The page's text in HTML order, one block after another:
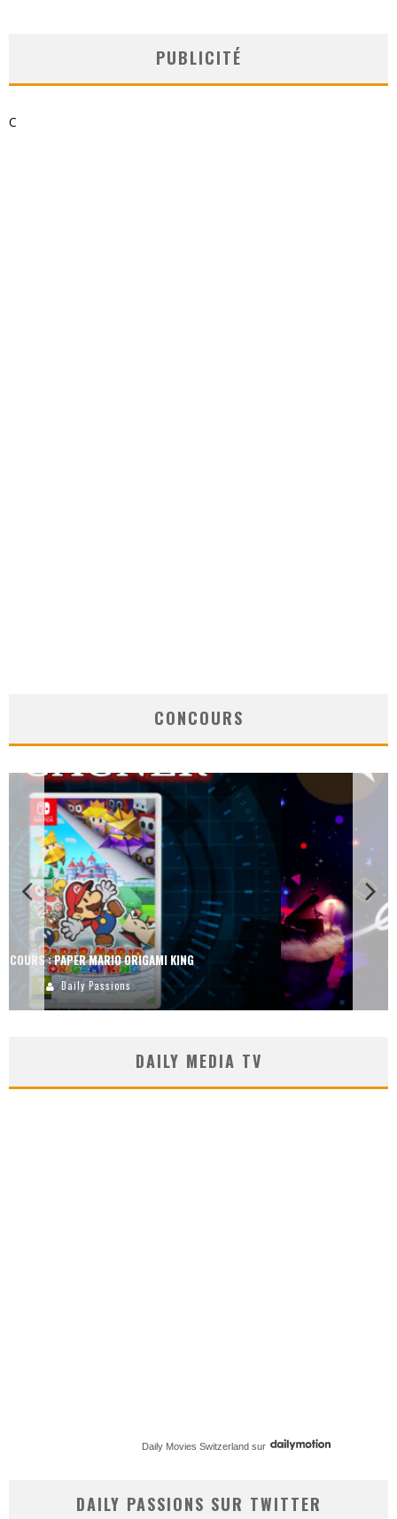
PUBLICITÉ
C
CONCOURS
CONCOURS : DREAMS SUR PS4
Carlos Mühlig
DAILY MEDIA TV
Daily Movies Switzerland sur
DAILY PASSIONS SUR TWITTER